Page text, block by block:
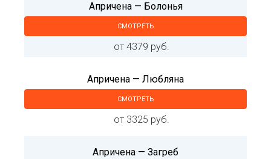
Апричена — Болонья
СМОТРЕТЬ
от 4379 руб.
Апричена — Любляна
СМОТРЕТЬ
от 3325 руб.
Апричена — Загреб